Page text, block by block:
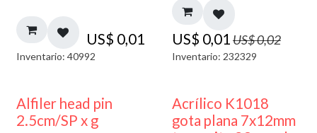
US$ 0,01
Inventario: 40992
US$ 0,01US$0,02
Inventario: 232329
Alfiler head pin
2.5cm/SP x g
Acrílico K1018
gota plana 7x12mm